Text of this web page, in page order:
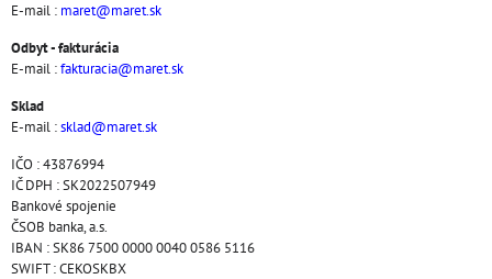
E-mail : maret@maret.sk
Odbyt - fakturácia
E-mail :fakturacia@maret.sk
Sklad
E-mail :sklad@maret.sk
IČO : 43876994
IČ DPH : SK2022507949
Bankové spojenie
ČSOB banka, a.s.
IBAN : SK86 7500 0000 0040 0586 5116
SWIFT : CEKOSKBX